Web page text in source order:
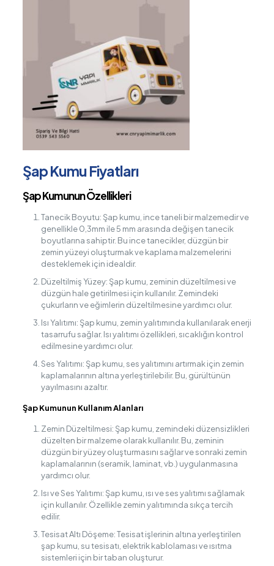
Şap Kumu Fiyatları
Şap Kumunun Özellikleri
Tanecik Boyutu: Şap kumu, ince taneli bir malzemedir ve
genellikle 0,3mm ile 5 mm arasında değişen tanecik
boyutlarına sahiptir. Bu ince tanecikler, düzgün bir
zemin yüzeyi oluşturmak ve kaplama malzemelerini
desteklemek için idealdir.
Düzeltilmiş Yüzey: Şap kumu, zeminin düzeltilmesi ve
düzgün hale getirilmesi için kullanılır. Zemindeki
çukurların ve eğimlerin düzeltilmesine yardımcı olur.
Isı Yalıtımı: Şap kumu, zemin yalıtımında kullanılarak enerji
tasarrufu sağlar. Isı yalıtımı özellikleri, sıcaklığın kontrol
edilmesine yardımcı olur.
Ses Yalıtımı: Şap kumu, ses yalıtımını artırmak için zemin
kaplamalarının altına yerleştirilebilir. Bu, gürültünün
yayılmasını azaltır.
Şap Kumunun Kullanım Alanları
Zemin Düzeltilmesi: Şap kumu, zemindeki düzensizlikleri
düzelten bir malzeme olarak kullanılır. Bu, zeminin
düzgün bir yüzey oluşturmasını sağlar ve sonraki zemin
kaplamalarının (seramik, laminat, vb.) uygulanmasına
yardımcı olur.
Isı ve Ses Yalıtımı: Şap kumu, ısı ve ses yalıtımı sağlamak
için kullanılır. Özellikle zemin yalıtımında sıkça tercih
edilir.
Tesisat Altı Döşeme: Tesisat işlerinin altına yerleştirilen
şap kumu, su tesisatı, elektrik kablolaması ve ısıtma
sistemleri için bir taban oluşturur.